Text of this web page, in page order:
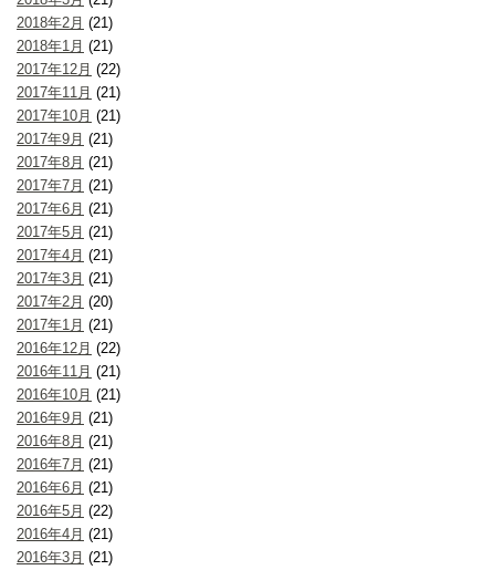
2018年2月 (21)
2018年1月 (21)
2017年12月 (22)
2017年11月 (21)
2017年10月 (21)
2017年9月 (21)
2017年8月 (21)
2017年7月 (21)
2017年6月 (21)
2017年5月 (21)
2017年4月 (21)
2017年3月 (21)
2017年2月 (20)
2017年1月 (21)
2016年12月 (22)
2016年11月 (21)
2016年10月 (21)
2016年9月 (21)
2016年8月 (21)
2016年7月 (21)
2016年6月 (21)
2016年5月 (22)
2016年4月 (21)
2016年3月 (21)